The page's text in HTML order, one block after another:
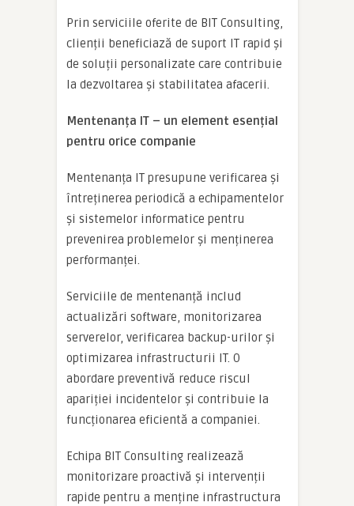
Prin serviciile oferite de BIT Consulting,
clienții beneficiază de suport IT rapid și
de soluții personalizate care contribuie
la dezvoltarea și stabilitatea afacerii.
Mentenanța IT – un element esențial
pentru orice companie
Mentenanța IT presupune verificarea și
întreținerea periodică a echipamentelor
și sistemelor informatice pentru
prevenirea problemelor și menținerea
performanței.
Serviciile de mentenanță includ
actualizări software, monitorizarea
serverelor, verificarea backup-urilor și
optimizarea infrastructurii IT. O
abordare preventivă reduce riscul
apariției incidentelor și contribuie la
funcționarea eficientă a companiei.
Echipa BIT Consulting realizează
monitorizare proactivă și intervenții
rapide pentru a menține infrastructura